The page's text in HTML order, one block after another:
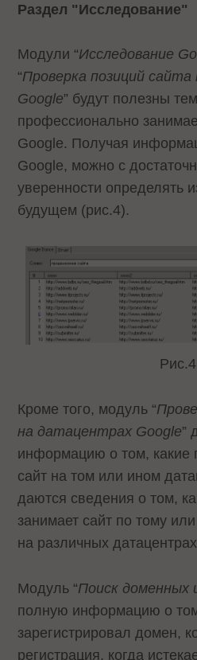
Раздел "Исследование"
Модули “Исследование
“Проверка позиций
Google” будут полезны
профессионально
Google. Получая
Google, можно с
уверенности определять
будущем (рис.4).
Рис.4
Кроме того, модуль “
на датацентрах Google”
информацию о том, какие
сайт на том или ином
даются сведения о том,
занимает сайт по тому
на различных
Модуль “Поиск доменных
полную информацию о
зарегистрировал домен,
регистрация, когда